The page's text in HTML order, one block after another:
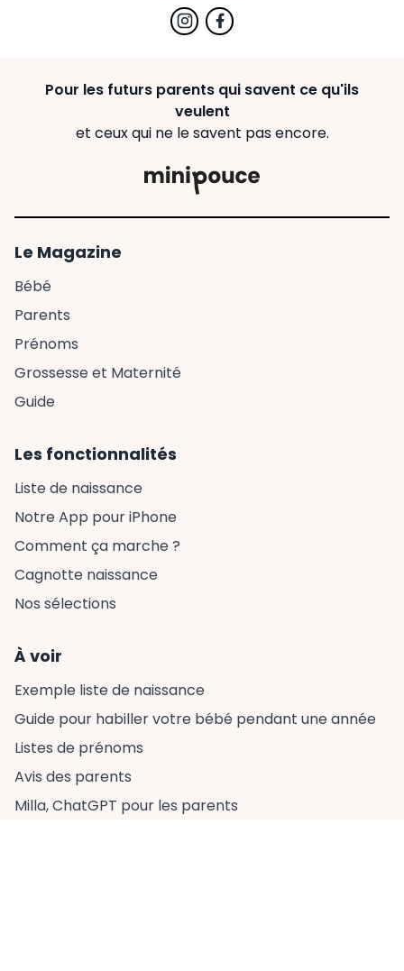
Pour les futurs parents qui savent ce qu'ils
veulent
et ceux qui ne le savent pas encore.
Le Magazine
Bébé
Parents
Prénoms
Grossesse et Maternité
Guide
Les fonctionnalités
Liste de naissance
Notre App pour iPhone
Comment ça marche ?
Cagnotte naissance
Nos sélections
À voir
Exemple liste de naissance
Guide pour habiller votre bébé pendant une année
Listes de prénoms
Avis des parents
Milla, ChatGPT pour les parents